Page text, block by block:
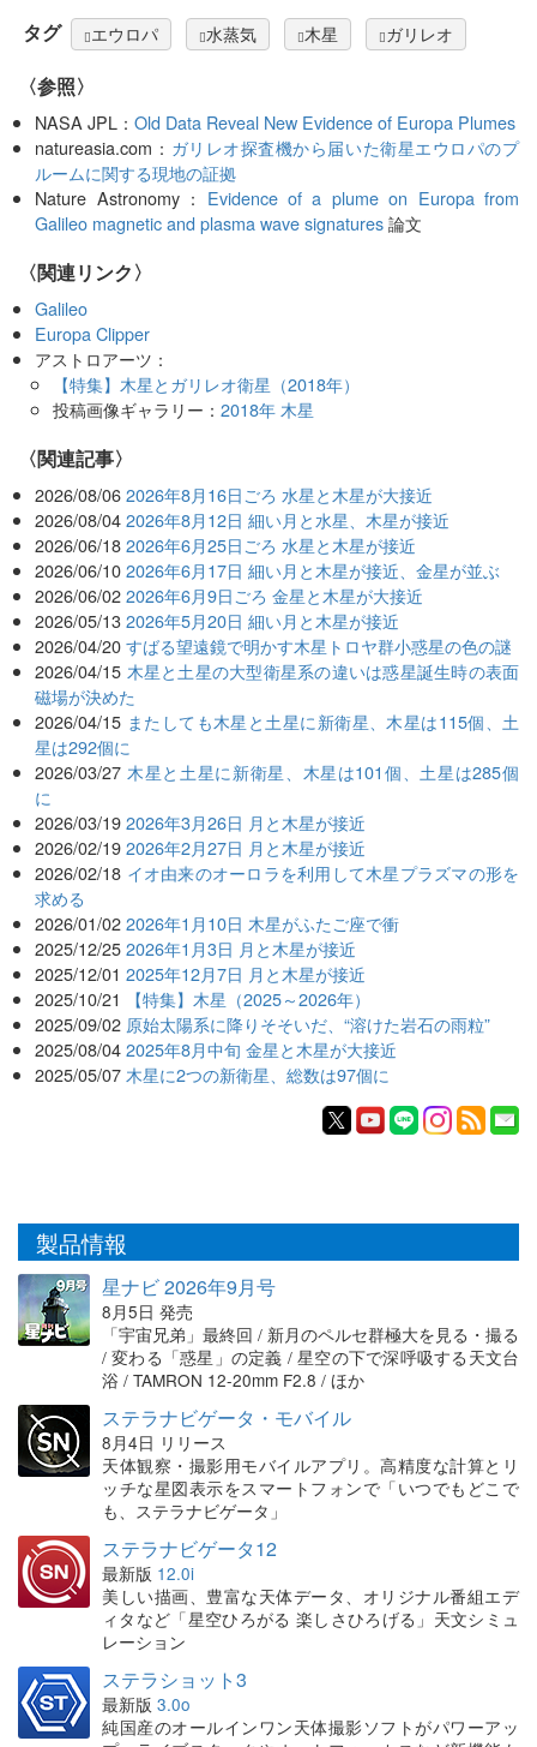
タグ エウロパ 水蒸気 木星 ガリレオ
〈参照〉
NASA JPL：Old Data Reveal New Evidence of Europa Plumes
natureasia.com： ガリレオ探査機から届いた衛星エウロパのプ
ルームに関する現地の証拠
Nature Astronomy： Evidence of a plume on Europa from
Galileo magnetic and plasma wave signatures論文
〈関連リンク〉
Galileo
Europa Clipper
アストロアーツ：
【特集】木星とガリレオ衛星（2018年）
投稿画像ギャラリー： 2018年 木星
関連記事
2026/08/06 2026年8月16日ごろ 水星と木星が大接近
2026/08/04 2026年8月12日 細い月と水星、木星が接近
2026/06/18 2026年6月25日ごろ 水星と木星が接近
2026/06/10 2026年6月17日 細い月と木星が接近、金星が並ぶ
2026/06/02 2026年6月9日ごろ 金星と木星が大接近
2026/05/13 2026年5月20日 細い月と木星が接近
2026/04/20 すばる望遠鏡で明かす木星トロヤ群小惑星の色の謎
2026/04/15 木星と土星の大型衛星系の違いは惑星誕生時の表面
磁場が決めた
2026/04/15 またしても木星と土星に新衛星、木星は115個、土
星は292個に
2026/03/27 木星と土星に新衛星、木星は101個、土星は285個
に
2026/03/19 2026年3月26日 月と木星が接近
2026/02/19 2026年2月27日 月と木星が接近
2026/02/18 イオ由来のオーロラを利用して木星プラズマの形を
求める
2026/01/02 2026年1月10日 木星がふたご座で衝
2025/12/25 2026年1月3日 月と木星が接近
2025/12/01 2025年12月7日 月と木星が接近
2025/10/21
【特集】木星（2025～2026年）
2025/09/02 原始太陽系に降りそそいだ、“溶けた岩石の雨粒”
2025/08/04 2025年8月中旬 金星と木星が大接近
2025/05/07 木星に2つの新衛星、総数は97個に
製品情報
星ナビ 2026年9月号
8月5日 発売
「宇宙兄弟」最終回 / 新月のペルセ群極大を見る・撮る
/ 変わる「惑星」の定義 / 星空の下で深呼吸する天文台
浴 / TAMRON 12-20mm F2.8 / ほか
ステラナビゲータ・モバイル
8月4日 リリース
天体観察・撮影用モバイルアプリ。高精度な計算とリ
ッチな星図表示をスマートフォンで「いつでもどこで
も、ステラナビゲータ」
ステラナビゲータ12
最新版 12.0i
美しい描画、豊富な天体データ、オリジナル番組エデ
ィタなど「星空ひろがる 楽しさひろげる」天文シミュ
レーション
ステラショット3
最新版 3.0o
純国産のオールインワン天体撮影ソフトがパワーアッ